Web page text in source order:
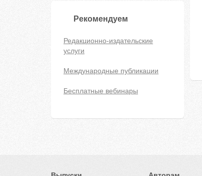
Рекомендуем
Редакционно-издательские
услуги
Международные публикации
Бесплатные вебинары